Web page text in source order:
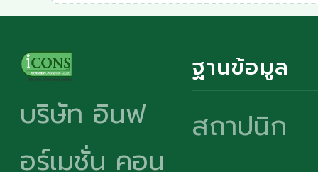
บริษัท อินฟ
อร์เมชั่น คอน
ฐานข้อมูล
สถาปนิก